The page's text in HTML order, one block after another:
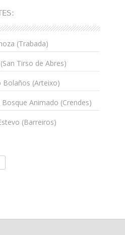
(Trabada)
Tirso de Abres)
Bolaños (Arteixo)
Animado (Crendes)
(Barreiros)